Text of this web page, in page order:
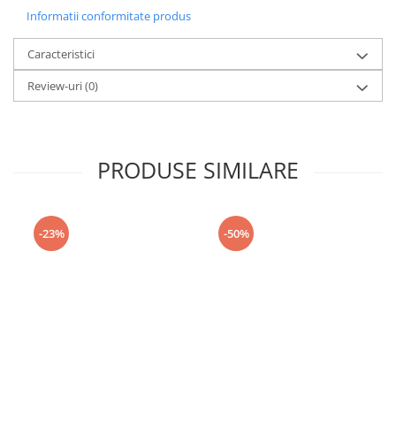
Informatii conformitate produs
Caracteristici
Review-uri(0)
PRODUSE SIMILARE
-23% -50%